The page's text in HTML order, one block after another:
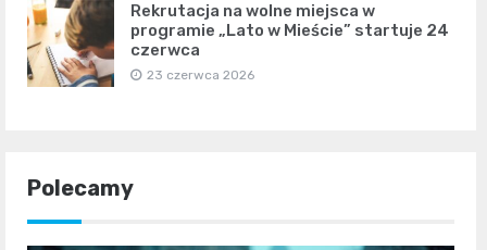
Rekrutacja na wolne miejsca w
programie „Lato w Mieście” startuje 24
czerwca
23 czerwca 2026
Polecamy